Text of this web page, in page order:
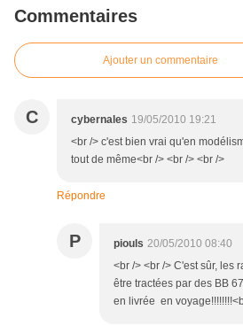
Commentaires
Ajouter un commentaire
C cybernales 19/05/2010 19:21
<br /> c'est bien vrai qu'en
tout de même<br /> <br /> <br />
Répondre
P piouls 20/05/2010 08:40
<br /> <br /> C'est sûr, les
être tractées par des BB
en livrée en